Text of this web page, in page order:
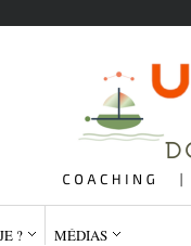
? MÉDIAS